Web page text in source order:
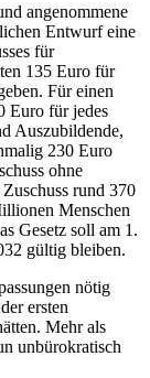
angenommene
Entwurf eine
für
135 Euro für
Für einen
Euro für jedes
Auszubildende,
230 Euro
ohne
rund 370
Menschen
Gesetz soll am 1.
gültig bleiben.
nötig
ersten
Mehr als
unbürokratisch